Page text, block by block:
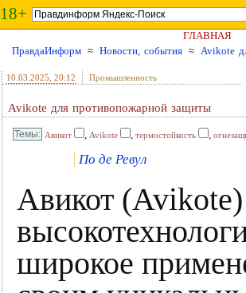
18+
ГЛАВНАЯ
ПравдаИнформ ≈ Новости, события ≈ Avikote
10.03.2025 , 20:12 Промышленность
Avikote для противопожарной защиты
Авикот , Avikote , термостойкость ,
По де Ревул
Авикот
широкое